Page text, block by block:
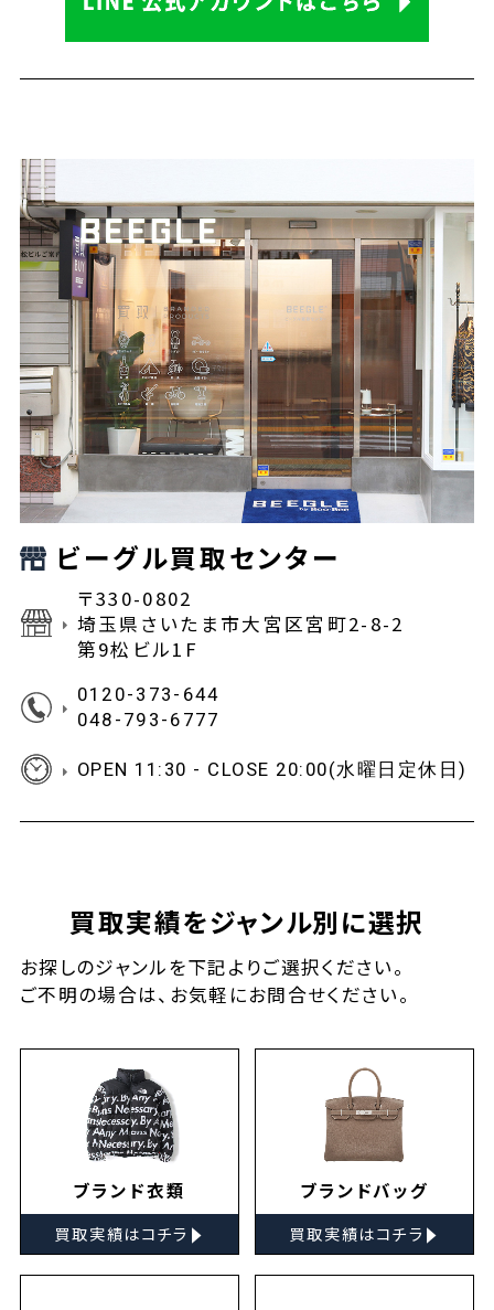
ビーグル買取センター
〒330-0802
埼玉県さいたま市大宮区宮町2-8-2
第9松ビル1F
0120-373-644
048-793-6777
OPEN 11:30 - CLOSE 20:00(水曜日定休日)
買取実績をジャンル別に選択
お探しのジャンルを下記よりご選択ください。
ご不明の場合は、お気軽にお問合せください。
ブランド衣類
買取実績はコチラ ▸
ブランドバッグ
買取実績はコチラ ▸